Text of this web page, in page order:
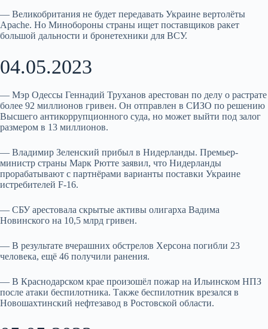
— Великобритания не будет передавать Украине вертолёты
Apache. Но Минобороны страны ищет поставщиков ракет
большой дальности и бронетехники для ВСУ.
04.05.2023
— Мэр Одессы Геннадий Труханов арестован по делу о растрате
более 92 миллионов гривен. Он отправлен в СИЗО по решению
Высшего антикоррупционного суда, но может выйти под залог
размером в 13 миллионов.
— Владимир Зеленский прибыл в Нидерланды. Премьер-
министр страны Марк Рютте заявил, что Нидерланды
прорабатывают с партнёрами варианты поставки Украине
истребителей F-16.
— СБУ арестовала скрытые активы олигарха Вадима
Новинского на 10,5 млрд гривен.
— В результате вчерашних обстрелов Херсона погибли 23
человека, ещё 46 получили ранения.
— В Краснодарском крае произошёл пожар на Ильинском НПЗ
после атаки беспилотника. Также беспилотник врезался в
Новошахтинский нефтезавод в Ростовской области.